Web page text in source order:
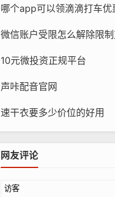
哪个app可以领滴滴打车优
微信账户受限怎么解除限
10元微投资正规平台
声咔配音官网
速干衣要多少价位的好用
网友评论